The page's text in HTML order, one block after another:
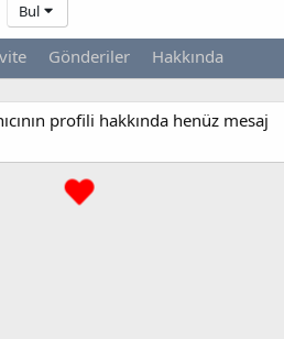
Bul
Gönderiler Hakkında
profili hakkında henüz mesaj